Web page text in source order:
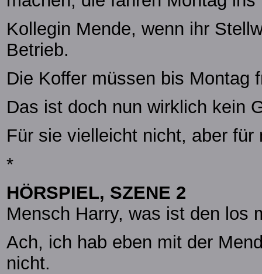
Kollegin Mende, wenn ihr
Betrieb.
Die Koffer müssen bis Montag
Das ist doch nun wirklich kein
Für sie vielleicht nicht, aber
*
HÖRSPIEL, SZENE 2
Mensch Harry, was ist den los
Ach, ich hab eben mit der
nicht.